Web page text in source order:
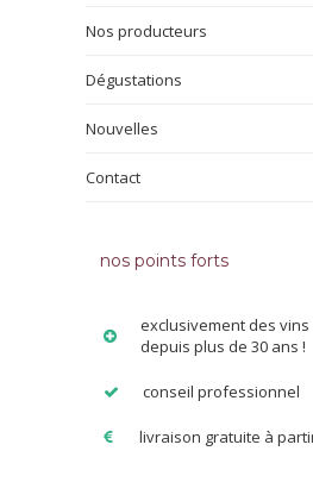
Nos producteurs
Dégustations
Nouvelles
Contact
nos points forts
exclusivement des
depuis plus de 30 ans !
conseil professionnel
livraison gratuite à